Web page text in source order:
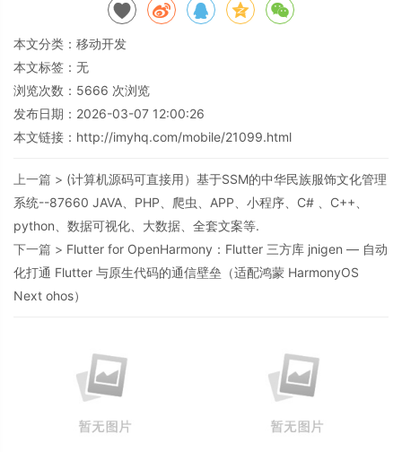
本文分类： 移动开发
本文标签：无
浏览次数： 5666 次浏览
发布日期：2026-03-07 12:00:26
本文链接： http://imyhq.com/mobile/21099.html
上一篇 > (计算机源码可直接用）基于SSM的中华民族服饰文化管理
系统--87660 JAVA、PHP、爬虫、APP、小程序、C# 、C++、
python、数据可视化、大数据、全套文案等.
下一篇 > Flutter for OpenHarmony：Flutter 三方库 jnigen — 自动
化打通 Flutter 与原生代码的通信壁垒（适配鸿蒙 HarmonyOS
Next ohos）